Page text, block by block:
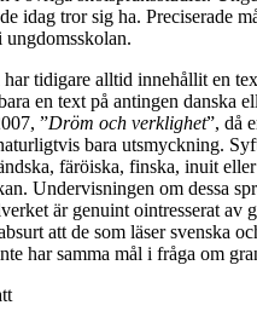
idag tror sig ha. Preciserade
tidigare alltid innehållit en
en text på antingen
”Dröm och verklighet”, då
bara utsmyckning.
färöiska, finska, inuit
Undervisningen om dessa
är genuint ointresserat av
att de som läser svenska
har samma mål i fråga om